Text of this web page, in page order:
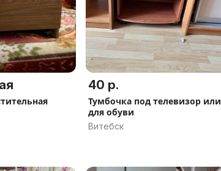
40 р.
Тумбочка под телевизор или
для обуви
Витебск